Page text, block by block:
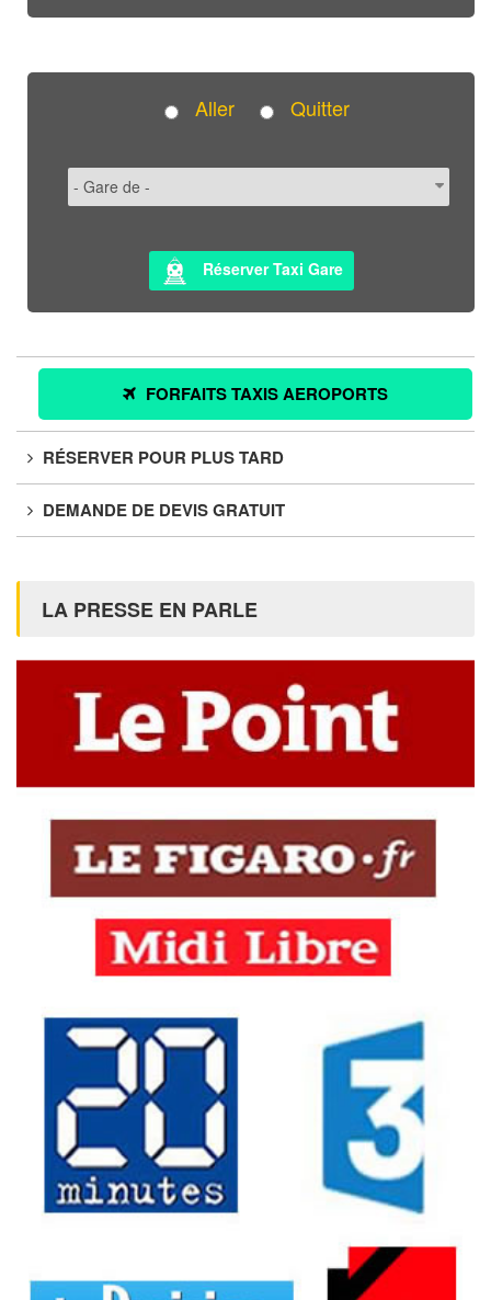
Aller Quitter
Réserver Taxi Gare
FORFAITS TAXIS AEROPORTS
RÉSERVER POUR PLUS TARD
DEMANDE DE DEVIS GRATUIT
LA PRESSE EN PARLE